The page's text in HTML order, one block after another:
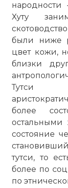
Хуту
были ниже
цвет кожи,
близки
Тутси
более
состояние
тутси, то
более по
по